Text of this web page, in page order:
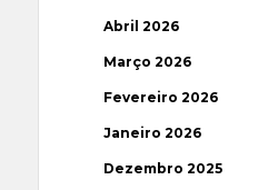
Abril 2026
Março 2026
Fevereiro 2026
Janeiro 2026
Dezembro 2025